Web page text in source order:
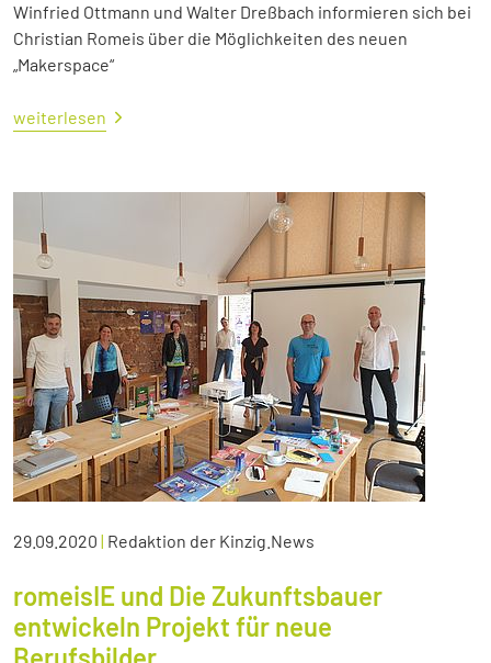
Winfried Ottmann und Walter Dreßbach informieren sich bei
Christian Romeis über die Möglichkeiten des neuen
„Makerspace“
weiterlesen
29.09.2020 | Redaktion der Kinzig.News
romeisIE und Die Zukunftsbauer
entwickeln Projekt für neue